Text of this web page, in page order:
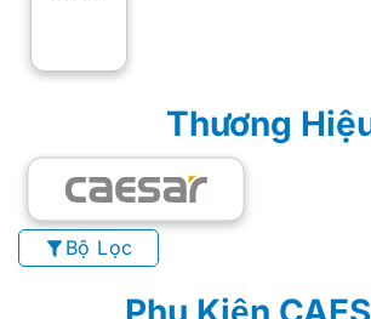
Thương
Bộ Lọc